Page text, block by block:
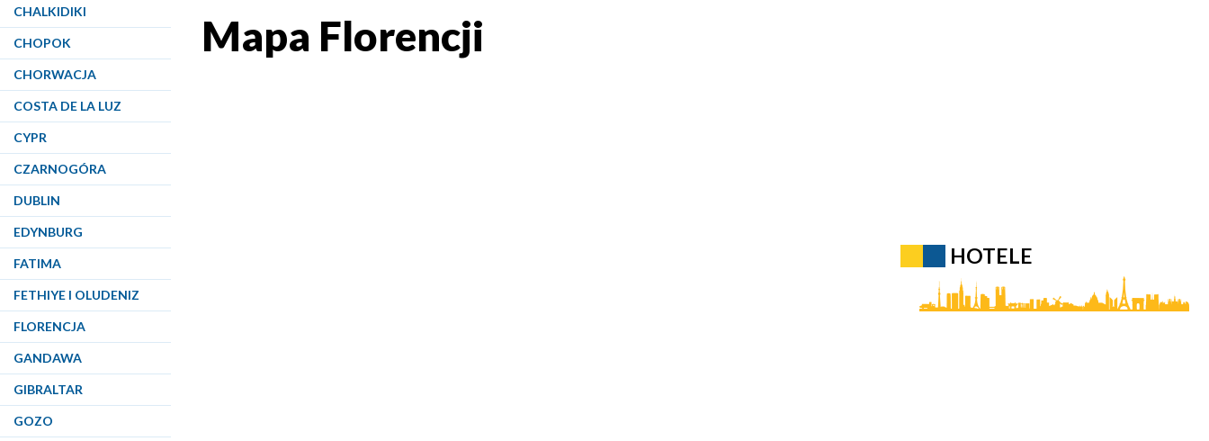
CHALKIDIKI
CHOPOK
CHORWACJA
COSTA DE LA LUZ
CYPR
CZARNOGÓRA
DUBLIN
EDYNBURG
FATIMA
FETHIYE I OLUDENIZ
FLORENCJA
GANDAWA
GIBRALTAR
GOZO
Mapa Florencji
HOTELE